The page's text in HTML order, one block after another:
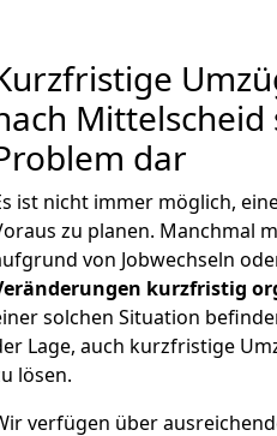
dar
ist nicht immer möglich,
zu planen. Manchmal
von Jobwechseln
kurzfristig
solchen Situation
Lage, auch kurzfristige
lösen.
verfügen über